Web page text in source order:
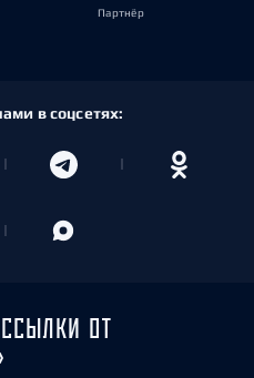
Партнёр
в соцсетях:
ОТ